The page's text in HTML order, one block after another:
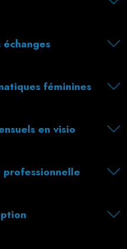
féminines
en visio
professionnelle